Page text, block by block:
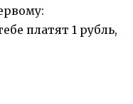
платят 1 рубль,